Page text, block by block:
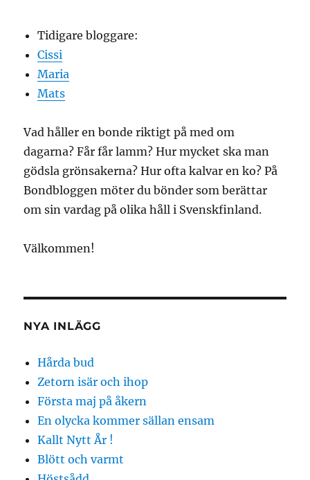
Tidigare bloggare:
Cissi
Maria
Mats
Vad håller en bonde riktigt på med om
dagarna? Får får lamm? Hur mycket ska man
gödsla grönsakerna? Hur ofta kalvar en ko? På
Bondbloggen möter du bönder som berättar
om sin vardag på olika håll i Svenskfinland.
Välkommen!
NYA INLÄGG
Hårda bud
Zetorn isär och ihop
Första maj på åkern
En olycka kommer sällan ensam
Kallt Nytt År !
Blött och varmt